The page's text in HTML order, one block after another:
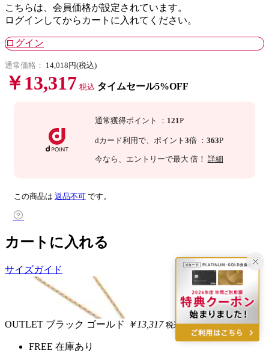
こちらは、会員価格が設定されています。
ログインしてからカートに入れてください。
ログイン
通常価格： 14,018円(税込)
￥13,317 税込 タイムセール5%OFF
通常獲得ポイント ： 121P
dカード利用で、 ポイント 3倍 ： 363P
今なら 、エントリーで最大 倍！ 詳細
この商品は 返品不可 です。
カートに入れる
サイズガイド
OUTLET ブラック ゴールド ￥13,317 税込
FREE 在庫あり